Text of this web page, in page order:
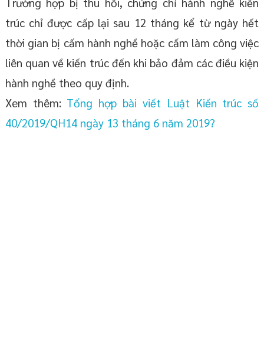
trúc chỉ được cấp lại sau 12 tháng kể từ ngày hết
thời gian bị cấm hành nghề hoặc cấm làm công việc
liên quan về kiến trúc đến khi bảo đảm các điều kiện
hành nghề theo quy định.
Xem thêm: Tổng hợp bài viết Luật Kiến trúc số
40/2019/QH14 ngày 13 tháng 6 năm 2019?